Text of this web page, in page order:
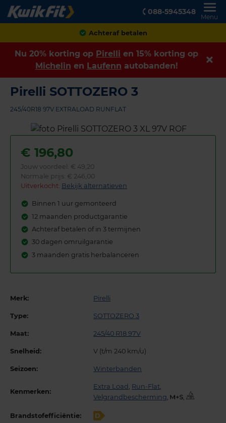
088-5945348
Menu
Achteraf betalen
Nu 20% korting op Pirelli en 15% korting op
Michelin en Laufenn autobanden!
Pirelli SOTTOZERO 3
245/40R18 97V EXTRALOAD RUNFLAT
€ 196,80
Jouw voordeel: € 49,20
Normale prijs: € 246,00
Uitverkocht: Bekijk alternatieven
Binnen 1 uur gemonteerd
12 maanden productgarantie
Achteraf betalen of in 3 termijnen
30 dagen omruilgarantie
3 maanden gratis herbalanceren
Merk: Pirelli
Type: SOTTOZERO 3
Maat: 245/40 R18 97V
Snelheid: V (t/m 240 km/u)
Seizoen: Winterbanden
Kenmerken:
Extra Load , Run-Flat,
Velgrandbescherming, ,
Brandstofefficiëntie: D